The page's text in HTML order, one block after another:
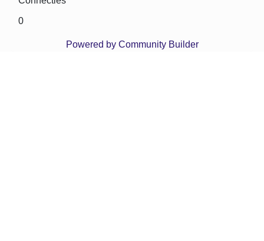
0
Powered by Community Builder